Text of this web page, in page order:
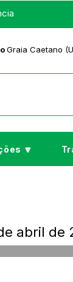
Graia Caetano
🔽
abril de